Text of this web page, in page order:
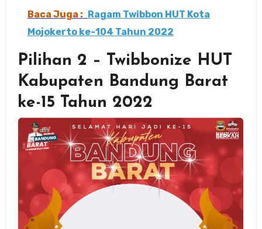
Baca Juga : Ragam Twibbon HUT Kota
Mojokerto ke-104 Tahun 2022
Pilihan 2 – Twibbonize HUT
Kabupaten Bandung Barat
ke-15 Tahun 2022